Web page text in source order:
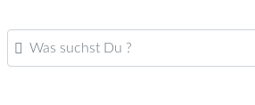
Was suchst Du ?